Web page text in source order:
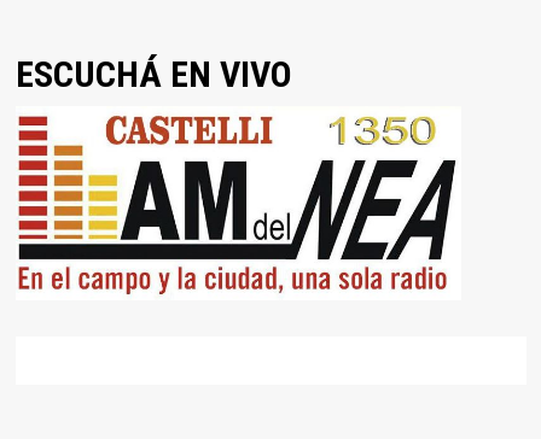
ESCUCHÁ EN VIVO